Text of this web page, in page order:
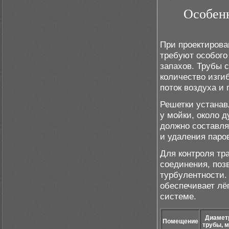
При
требуют
запахов. Трубы
количество
поток воздуха и
Решетки
у мойки, около
должно
и удаления
Для контроля
соединения,
обеспечивает
системе.
Помещение трубы,